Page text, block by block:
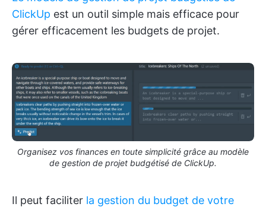
ClickUp est un outil simple mais efficace pour
gérer efficacement les budgets de projet.
Organisez vos finances en toute simplicité grâce au modèle
de gestion de projet budgétisé de ClickUp.
Il peut faciliter la gestion du budget de votre